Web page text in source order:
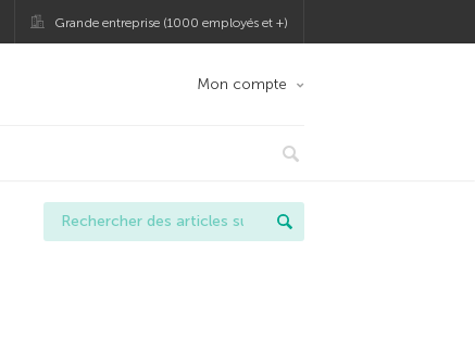
Grande entreprise (1000 employés et +)
Mon compte